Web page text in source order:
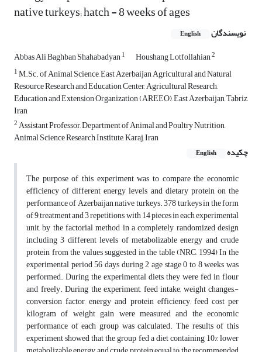
native turkeys; hatch - 8 weeks of ages
نویسندگان English
Abbas Ali Baghban Shahabadyan1 Houshang Lotfollahian2
1M.Sc. of Animal Science, East Azerbaijan Agricultural and Natural
Resource Research and Education Center, Agricultural Research,
Education and Extension Organization (AREEO), East Azerbaijan, Tabriz,
Iran
2Assistant Professor, Department of Animal and Poultry Nutrition,
Animal Science Research Institute, Karaj, Iran
چکیده
English
The purpose of this experiment was to compare the economic
efficiency of different energy levels and dietary protein on the
performance of Azerbaijan native turkeys. 378 turkeys in the form
of ­9 treatment and 3 repetitions with 14 pieces in each experimental
unit, by the factorial method in a completely randomized design
including­ 3 different levels of metabolizable energy and crude
protein from the values ​​suggested in the table(NRC,­ 1994) In the
experimental period 56­ days during­ 2 age stage 0 ­to 8 weeks was
performed.­ During the experimental diets,­ they were fed in flour
and freely. During the experiment,­ feed intake, weight changes,­
conversion factor, energy and protein efficiency,­ feed cost per
kilogram of weight gain were measured and the economic
performance of each group was calculated. The results of this
experiment showed that the group fed a diet containing 10% lower